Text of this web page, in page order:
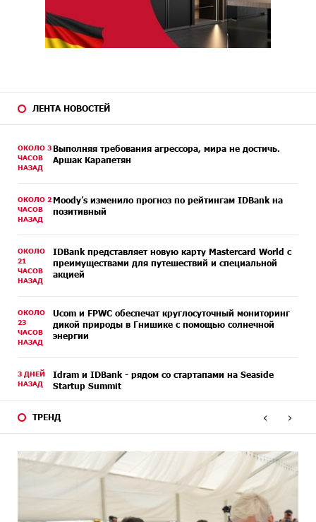
ЛЕНТА НОВОСТЕЙ
ОКОЛО 3
ЧАСОВ
НАЗАД
Выполняя требования агрессора, мира не достичь.
Аршак Карапетян
ОКОЛО 2
ЧАСОВ
НАЗАД
Moody’s изменило прогноз по рейтингам IDBank на
позитивный
ОКОЛО
21
ЧАСОВ
НАЗАД
IDBank представляет новую карту Mastercard World с
преимуществами для путешествий и специальной
акцией
ОКОЛО
23
ЧАСОВ
НАЗАД
Ucom и FPWC обеспечат круглосуточный мониторинг
дикой природы в Гнишике с помощью солнечной
энергии
3 ДНЕЙ
НАЗАД
Idram и IDBank - рядом со стартапами на Seaside
Startup Summit
3 ДНЕЙ
В мобильном приложении Юнибанка теперь можно
6 ДНЕЙ
«Бесплатные бонусы в играх»: IDBank
предупреждает о кибератаках на школьников
ЕАЭС со временем будет расширяться. Когда-нибудь
это поймёт и рядовой армянин, но будет уже поздно
ТРЕНД ‹ ›